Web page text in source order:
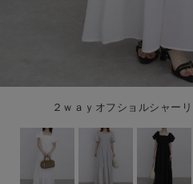
２ｗａｙオフショルシャー